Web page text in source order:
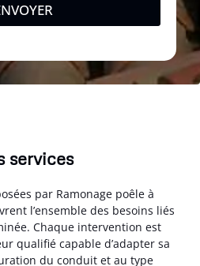
services
par Ramonage poêle à
l’ensemble des besoins liés
Chaque intervention est
qualifié capable d’adapter sa
du conduit et au type